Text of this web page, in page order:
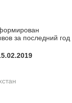
за последний год